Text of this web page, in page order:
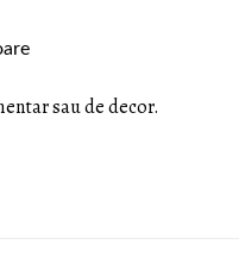
sau de decor.